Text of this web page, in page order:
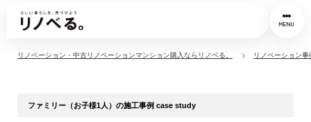
MENU
リノベーション・中古リノベーションマンション購入ならリノベる。 リノベーション事
ファミリー（お子様1人）の施工事例 case study